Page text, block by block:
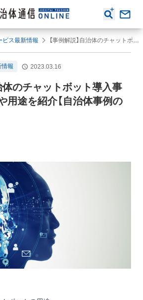
ビス最新情報 【事例解説】自治体のチャットボット導入事例10選！活用法や用途を紹介【自治体事例の教科書】
報 2023.03.16
体のチャットボット導入事
用途を紹介【自治体事例の